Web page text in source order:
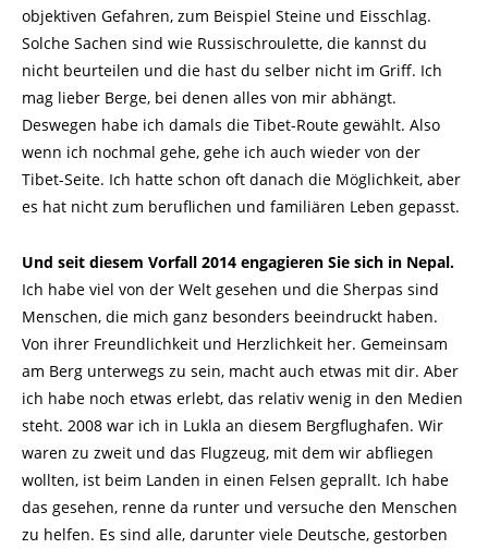
objektiven Gefahren, zum Beispiel Steine und Eisschlag.
Solche Sachen sind wie Russischroulette, die kannst du
nicht beurteilen und die hast du selber nicht im Griff. Ich
mag lieber Berge, bei denen alles von mir abhängt.
Deswegen habe ich damals die Tibet-Route gewählt. Also
wenn ich nochmal gehe, gehe ich auch wieder von der
Tibet-Seite. Ich hatte schon oft danach die Möglichkeit, aber
es hat nicht zum beruflichen und familiären Leben gepasst.
Und seit diesem Vorfall 2014 engagieren Sie sich in Nepal.
Ich habe viel von der Welt gesehen und die Sherpas sind
Menschen, die mich ganz besonders beeindruckt haben.
Von ihrer Freundlichkeit und Herzlichkeit her. Gemeinsam
am Berg unterwegs zu sein, macht auch etwas mit dir. Aber
ich habe noch etwas erlebt, das relativ wenig in den Medien
steht. 2008 war ich in Lukla an diesem Bergflughafen. Wir
waren zu zweit und das Flugzeug, mit dem wir abfliegen
wollten, ist beim Landen in einen Felsen geprallt. Ich habe
das gesehen, renne da runter und versuche den Menschen
zu helfen. Es sind alle, darunter viele Deutsche, gestorben